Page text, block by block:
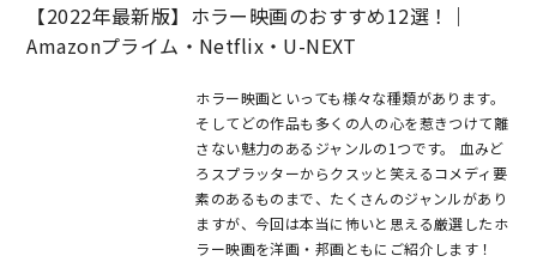
【2022年最新版】ホラー映画のおすすめ12選！｜
Amazonプライム・Netflix・U-NEXT
ホラー映画といっても様々な種類があります。
そしてどの作品も多くの人の心を惹きつけて離
さない魅力のあるジャンルの1つです。 血みど
ろスプラッターからクスッと笑えるコメディ要
素のあるものまで、たくさんのジャンルがあり
ますが、今回は本当に怖いと思える厳選したホ
ラー映画を洋画・邦画ともにご紹介します！